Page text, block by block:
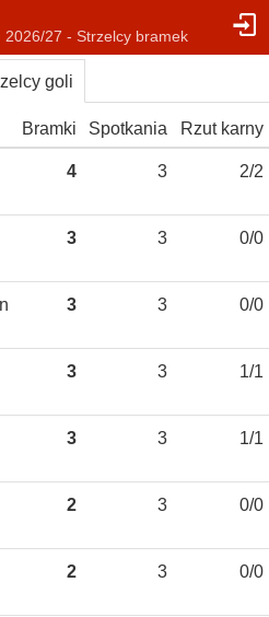
2026/27 - Strzelcy bramek
goli
Bramki Spotkania Rzut karny
4 3 2/2
3 3 0/0
3 3 0/0
3 3 1/1
3 3 1/1
2 3 0/0
2 3 0/0